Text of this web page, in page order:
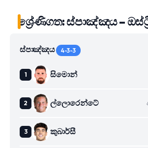
ශ්‍රේණිගත: ස්පාඤ්ඤය –
ස්පාඤ්ඤය 4-3-3
සිමොන්
ල්ලොරෙන්ටේ
කුබාර්සී